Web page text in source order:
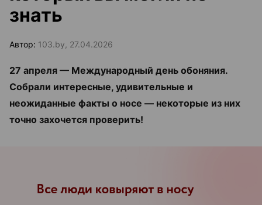
знать
Автор: 103.by, 27.04.2026
27 апреля — Международный день обоняния.
Собрали интересные, удивительные и
неожиданные факты о носе — некоторые из них
точно захочется проверить!